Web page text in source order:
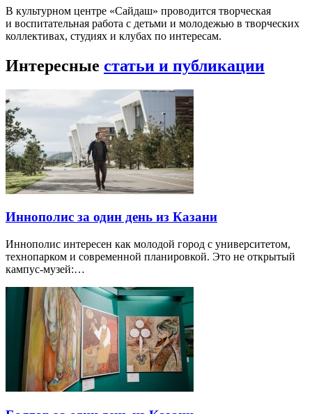
В культурном центре «Сайдаш» проводится творческая
и воспитательная работа с детьми и молодежью в творческих
коллективах, студиях и клубах по интересам.
Интересные статьи и публикации
Иннополис за один день из Казани
Иннополис интересен как молодой город с университетом,
технопарком и современной планировкой. Это не открытый
кампус-музей:…